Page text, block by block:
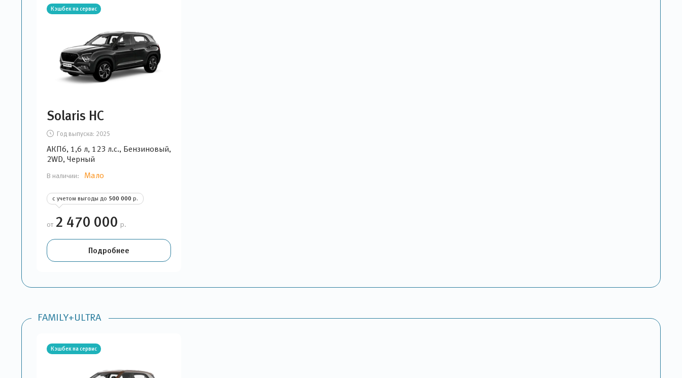
Кэшбек на сервис
Solaris HC
Год выпуска: 2025
АКП6, 1,6 л, 123 л.с., Бензиновый,
2WD, Черный
В наличии: Мало
с учетом выгоды до 500 000 р.
от 2 470 000 р.
Подробнее
FAMILY+ULTRA
Кэшбек на сервис